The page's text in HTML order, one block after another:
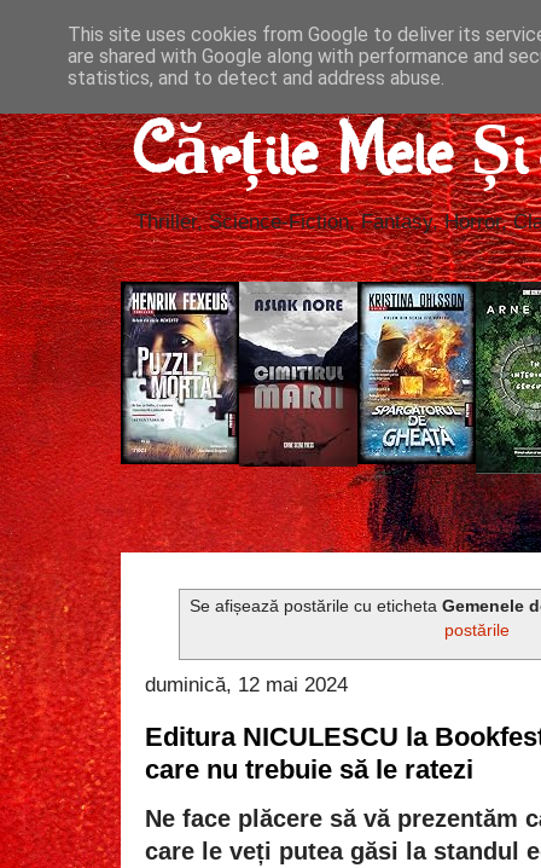
Cărțile Mele
Thriller, Science-Fiction, Fantasy, Horror,
Se afișează postările cu etichetaGemenele
postările
duminică, 12 mai 2024
Editura NICULESCU la
care nu trebuie să le ratezi
Ne face plăcere să vă prezentăm
care le veți putea găsi la standul
This site uses cookies from Google to deliver its
are shared with Google along with performance and
statistics, and to detect and address abuse.